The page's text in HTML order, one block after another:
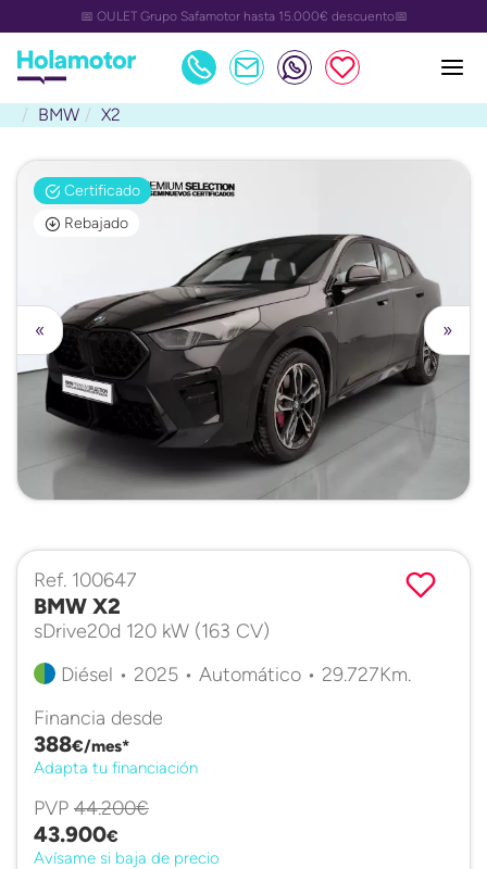
📅 OULET Grupo Safamotor hasta 15.000€ descuento📅
BMW X2
Certificado
Rebajado
»
«
Ref. 100647
BMW X2
sDrive20d 120 kW (163 CV)
Diésel • 2025 • Automático • 29.727Km.
Financia desde
388€/mes*
Adapta tu financiación
PVP 44.200€
43.900€
Avísame si baja de precio